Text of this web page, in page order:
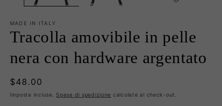
MADE IN ITALY
Tracolla amovibile in pelle
nera con hardware argentato
Prezzo
di
$48.00
Imposte incluse. Spese di spedizione calcolate al check-out.